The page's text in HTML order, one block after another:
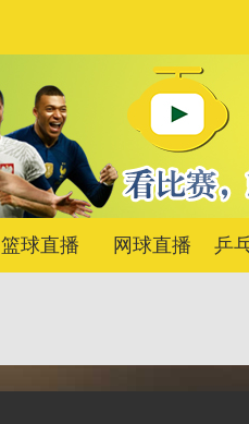
篮球直播 网球直播 乒